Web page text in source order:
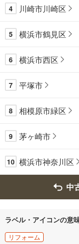
4 川崎市川崎区
5 横浜市鶴見区
6 横浜市西区
7 平塚市
8 相模原市緑区
9 茅ヶ崎市
10 横浜市神奈川区
中
ラベル・アイコンの意
リフォーム